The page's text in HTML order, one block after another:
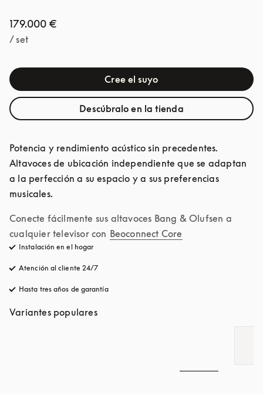
179.000 €
/ set
Cree el suyo
Descúbralo en la tienda
Potencia y rendimiento acústico sin precedentes.
Altavoces de ubicación independiente que se adaptan
a la perfección a su espacio y a sus preferencias
musicales.
Conecte fácilmente sus altavoces Bang & Olufsen a
cualquier televisor con Beoconnect Core
Instalación en el hogar
Atención al cliente 24/7
Hasta tres años de garantíaapertura en una pestaña nueva
Variantes populares